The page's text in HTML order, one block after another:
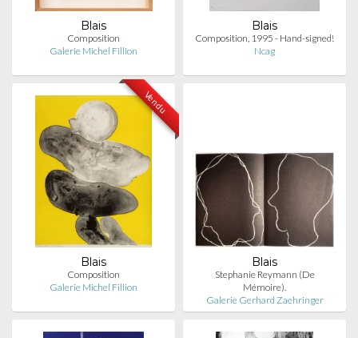
Blais
Composition
Galerie Michel Fillion
Blais
Composition, 1995 - Hand-signed!
Ncag
Vendu
Blais
Composition
Galerie Michel Fillion
Blais
Stephanie Reymann (De
Mémoire).
Galerie Gerhard Zaehringer